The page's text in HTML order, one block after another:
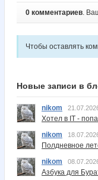
0 комментариев.
Чтобы оставлять
Новые записи в
nikom
Хотел в IT -
nikom
Полдневное
nikom
Азбука для